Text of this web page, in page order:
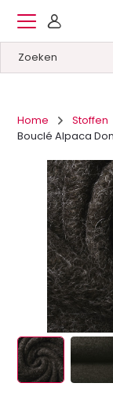
Home
Stoffen
Bouclé Alpaca